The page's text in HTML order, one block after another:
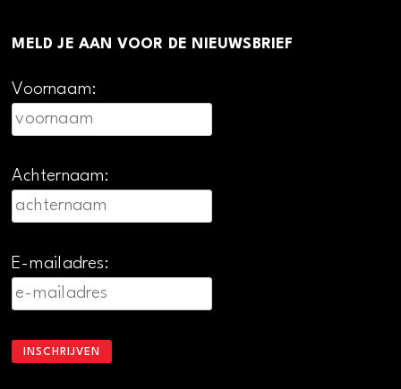
MELD JE AAN VOOR DE NIEUWSBRIEF
Voornaam:
Achternaam:
E-mailadres: